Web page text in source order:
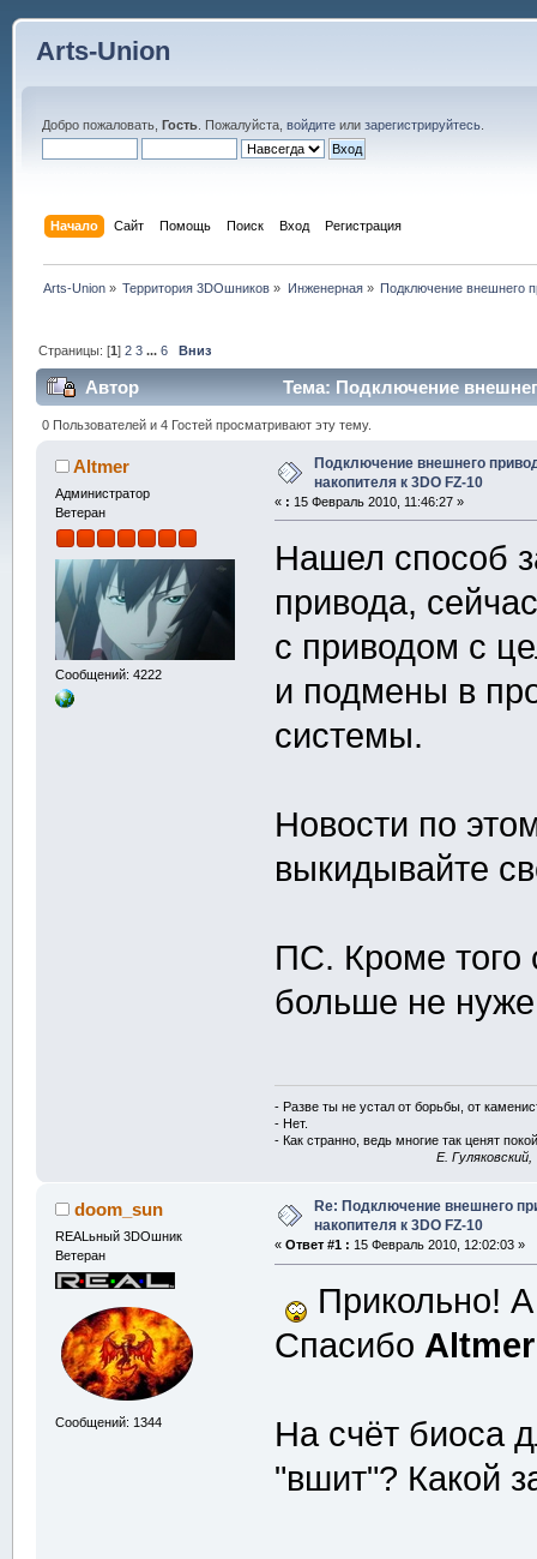
Arts-Union
Добро пожаловать, Гость. Пожалуйста, войдитеили зарегистрируйтесь.
Начало Сайт Помощь Поиск Вход Регистрация
Arts-Union » Территория 3DOшников » Инженерная» Подключение внешнего
Страницы: [1]2 3 ...6 Вниз
Автор
Тема: Подключение
раз)
0 Пользователей и 4 Гостей просматривают эту тему.
Altmer
Администратор
Ветеран
Сообщений: 4222
Подключение внешнего
накопителя к 3DO FZ-10
« : 15 Февраль 2010, 11:46:27 »
Нашел способ
привода,
с приводом с
и подмены в
системы.
Новости по
выкидывайте
ПС. Кроме того
больше не
- Разве ты не устал от борьбы, от
- Нет.
- Как странно, ведь многие так ценят
E.
doom_sun
REALьный 3DOшник
Ветеран
Сообщений: 1344
Re: Подключение внешнего
накопителя к 3DO FZ-10
«Ответ #1 : 15 Февраль 2010, 12:02:03 »
Прикольно!
Спасибо Altmer
На счёт биоса
"вшит"? Какой